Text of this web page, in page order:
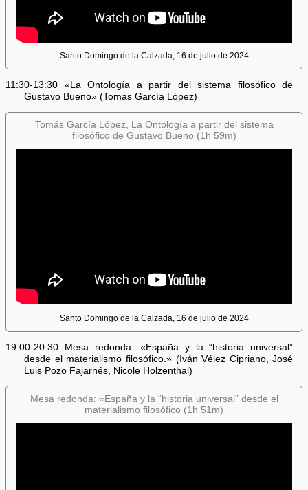
Santo Domingo de la Calzada, 16 de julio de 2024
11:30-13:30 «La Ontología a partir del sistema filosófico de
Gustavo Bueno» (Tomás García López)
Tomás García López, La Ontología a partir del sistema
filosófico de Gustavo Bueno (1h 59m)
Santo Domingo de la Calzada, 16 de julio de 2024
19:00-20:30 Mesa redonda: «España y la “historia universal”
desde el materialismo filosófico.» (Iván Vélez Cipriano, José
Luis Pozo Fajarnés, Nicole Holzenthal)
Mesa redonda: «España y la “historia universal” desde el
materialismo filosófico (1h 51m)